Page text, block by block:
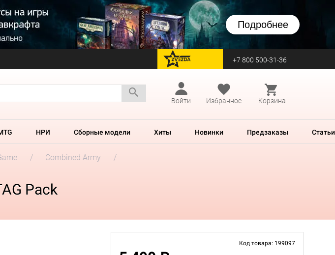
Подробнее
перейти на Zvezda +7 800 500-31-36
Войти
Избранное Корзина
НРИ Сборные модели Хиты Новинки Предзаказы Статьи
Combined Army
Pack
Код товара: 199097